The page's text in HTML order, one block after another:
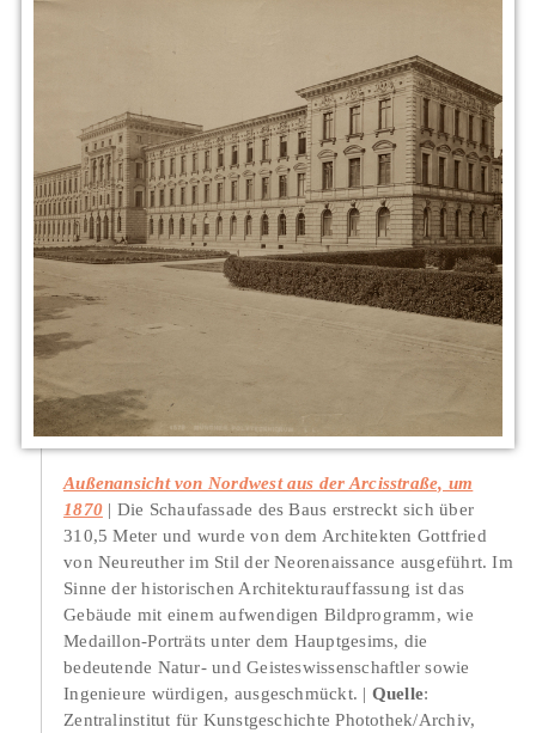
Außenansicht von Nordwest aus der Arcisstraße, um
1870
Die Schaufassade des Baus erstreckt sich über
310,5 Meter und wurde von dem Architekten Gottfried
von Neureuther im Stil der Neorenaissance ausgeführt. Im
Sinne der historischen Architekturauffassung ist das
Gebäude mit einem aufwendigen Bildprogramm, wie
Medaillon-Porträts unter dem Hauptgesims, die
bedeutende Natur- und Geisteswissenschaftler sowie
Ingenieure würdigen, ausgeschmückt.
Quelle:
Zentralinstitut für Kunstgeschichte Photothek/Archiv,